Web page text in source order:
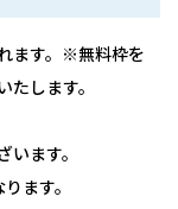
ます。※無料枠を
します。
ます。
ます。